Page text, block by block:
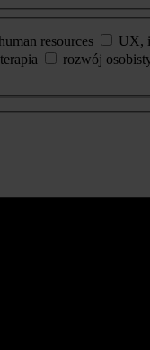
human resources UX,
rozwój